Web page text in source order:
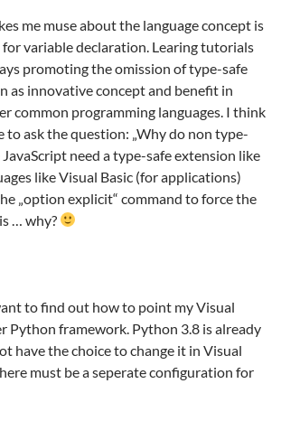
me muse about the language concept is
variable declaration. Learing tutorials
promoting the omission of type-safe
as innovative concept and benefit in
common programming languages. I think
to ask the question: „Why do non type-
need a type-safe extension like
like Visual Basic (for applications)
„option explicit“ command to force the
… why?
to find out how to point my Visual
Python framework. Python 3.8 is already
have the choice to change it in Visual
must be a seperate configuration for